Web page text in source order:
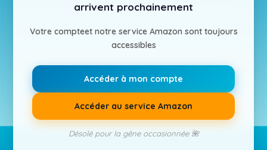
arrivent prochainement
Votre compteet notre service Amazon sont toujours
accessibles
Accéder à mon compte
Accéder au service Amazon
Désolé pour la gêne occasionnée 🌺